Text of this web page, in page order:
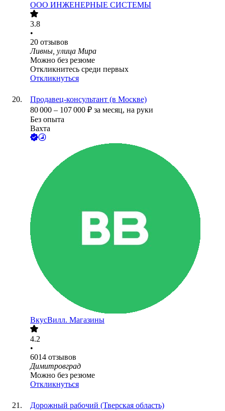
ООО ИНЖЕНЕРНЫЕ СИСТЕМЫ
3.8
•
20 отзывов
Ливны, улица Мира
Можно без резюме
Откликнитесь среди первых
Откликнуться
Продавец-консультант (в Москве)
80 000 – 107 000 ₽ за месяц, на руки
Без опыта
Вахта
ВкусВилл. Магазины
4.2
•
6014 отзывов
Димитровград
Можно без резюме
Откликнуться
Дорожный рабочий (Тверская область)